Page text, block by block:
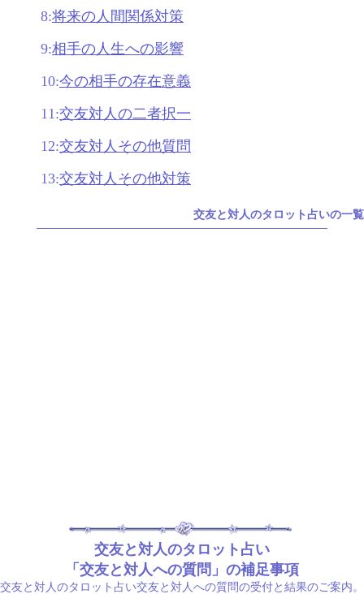
8:将来の人間関係対策
9:相手の人生への影響
10:今の相手の存在意義
11:交友対人の二者択一
12:交友対人その他質問
13:交友対人その他対策
交友と対人のタロット占いの一覧
交友と対人のタロット占い
「交友と対人への質問」の補足事項
交友と対人のタロット占い交友と対人への質問の受付と結果のご案内。